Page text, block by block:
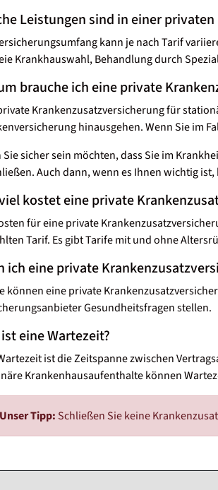
Leistungen sind in einer
kann je nach Tarif
Krankhauswahl, Behandlung durch
brauche ich eine private
Krankenzusatzversicherung für
hinausgehen. Wenn Sie im
Sie sicher sein möchten, dass Sie im
Auch dann, wenn es Ihnen wichtig
kostet eine private
für eine private
Tarif. Es gibt Tarife mit und ohne
ich eine private
können eine private
Gesundheitsfragen stellen.
eine Wartezeit?
ist die Zeitspanne zwischen
Krankenhausaufenthalte können
Unser Tipp: Schließen Sie keine